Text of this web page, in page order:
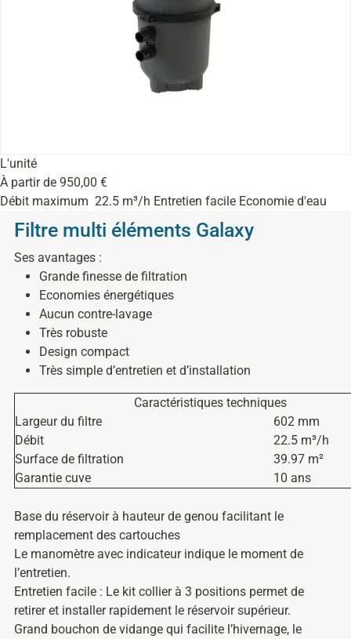
L'unité
À partir de 950,00 €
Débit maximum 22.5 m³/h Entretien facile Economie d'eau
Filtre multi éléments Galaxy
Ses avantages :
Grande finesse de filtration
Economies énergétiques
Aucun contre-lavage
Très robuste
Design compact
Très simple d’entretien et d’installation
Caractéristiques techniques
Largeur du filtre
602 mm
Débit
22.5 m³/h
Surface de filtration
39.97 m²
Garantie cuve
10 ans
Base du réservoir à hauteur de genou facilitant le
remplacement des cartouches
Le manomètre avec indicateur indique le moment de
l’entretien.
Entretien facile : Le kit collier à 3 positions permet de
retirer et installer rapidement le réservoir supérieur.
Grand bouchon de vidange qui facilite l’hivernage, le